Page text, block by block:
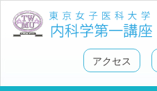
アクセス